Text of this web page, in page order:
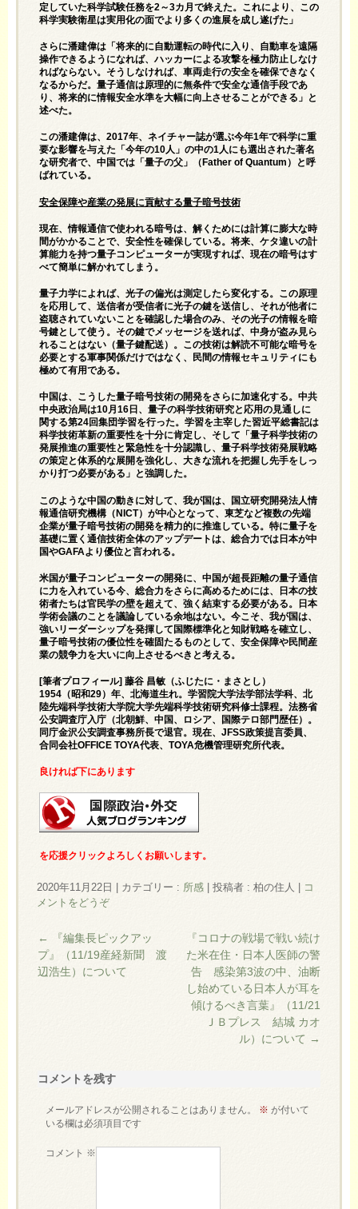
定していた科学試験任務を2～3カ月で終えた。これにより、この
科学実験衛星は実用化の面でより多くの進展を成し遂げた」
さらに潘建偉は「将来的に自動運転の時代に入り、自動車を遠隔
操作できるようになれば、ハッカーによる攻撃を極力防止しなけ
ればならない。そうしなければ、車両走行の安全を確保できなく
なるからだ。量子通信は原理的に無条件で安全な通信手段であ
り、将来的に情報安全水準を大幅に向上させることができる」と
述べた。
この潘建偉は、2017年、ネイチャー誌が選ぶ今年1年で科学に重
要な影響を与えた「今年の10人」の中の1人にも選出された著名
な研究者で、中国では「量子の父」（Father of Quantum）と呼
ばれている。
安全保障や産業の発展に貢献する量子暗号技術
現在、情報通信で使われる暗号は、解くためには計算に膨大な時
間がかかることで、安全性を確保している。将来、ケタ違いの計
算能力を持つ量子コンピューターが実現すれば、現在の暗号はす
べて簡単に解かれてしまう。
量子力学によれば、光子の偏光は測定したら変化する。この原理
を応用して、送信者が受信者に光子の鍵を送信し、それが他者に
盗聴されていないことを確認した場合のみ、その光子の情報を暗
号鍵として使う。その鍵でメッセージを送れば、中身が盗み見ら
れることはない（量子鍵配送）。この技術は解読不可能な暗号を
必要とする軍事関係だけではなく、民間の情報セキュリティにも
極めて有用である。
中国は、こうした量子暗号技術の開発をさらに加速化する。中共
中央政治局は10月16日、量子の科学技術研究と応用の見通しに
関する第24回集団学習を行った。学習を主宰した習近平総書記は
科学技術革新の重要性を十分に肯定し、そして「量子科学技術の
発展推進の重要性と緊急性を十分認識し、量子科学技術発展戦略
の策定と体系的な展開を強化し、大きな流れを把握し先手をしっ
かり打つ必要がある」と強調した。
このような中国の動きに対して、我が国は、国立研究開発法人情
報通信研究機構（NICT）が中心となって、東芝など複数の先端
企業が量子暗号技術の開発を精力的に推進している。特に量子を
基礎に置く通信技術全体のアップデートは、総合力では日本が中
国やGAFAより優位と言われる。
米国が量子コンピューターの開発に、中国が超長距離の量子通信
に力を入れている今、総合力をさらに高めるためには、日本の技
術者たちは官民学の壁を超えて、強く結束する必要がある。日本
学術会議のことを議論している余地はない。今こそ、我が国は、
強いリーダーシップを発揮して国際標準化と知財戦略を確立し、
量子暗号技術の優位性を確固たるものとして、安全保障や民間産
業の競争力を大いに向上させるべきと考える。
[筆者プロフィール] 藤谷 昌敏（ふじたに・まさとし）
1954（昭和29）年、北海道生れ。学習院大学法学部法学科、北
陸先端科学技術大学院大学先端科学技術研究科修士課程。法務省
公安調査庁入庁（北朝鮮、中国、ロシア、国際テロ部門歴任）。
同庁金沢公安調査事務所長で退官。現在、JFSS政策提言委員、
合同会社OFFICE TOYA代表、TOYA危機管理研究所代表。
良ければ下にあります
を応援クリックよろしくお願いします。
2020年11月22日 | カテゴリー : 所感 | 投稿者 : 柏の住人 | コ
メントをどうぞ
←
『編集長ピックアッ
プ』（11/19産経新聞 渡
辺浩生）について
『コロナの戦場で戦い続け
た米在住・日本人医師の警
告 感染第3波の中、油断
し始めている日本人が耳を
傾けるべき言葉』（11/21
ＪＢプレス 結城 カオ
ル）について →
コメントを残す
メールアドレスが公開されることはありません。 ※ が付いて
いる欄は必須項目です
コメント ※